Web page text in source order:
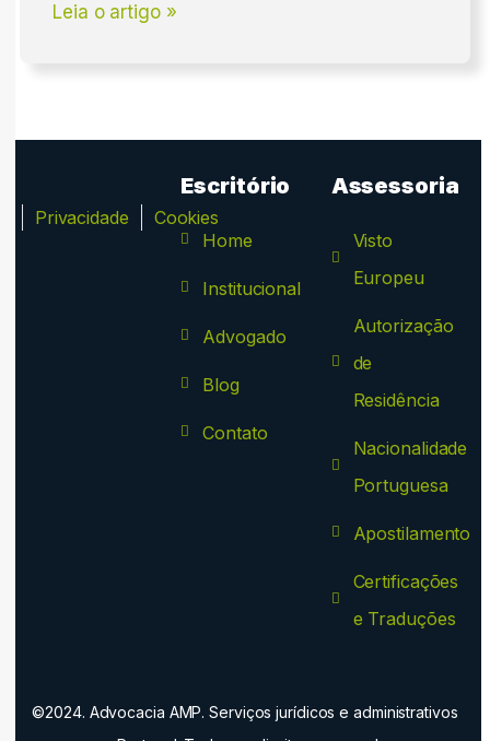
Leia o artigo »
Privacidade Cookies
Escritório
Home
Institucional
Advogado
Blog
Contato
Assessoria
Visto
Europeu
Autorização
de
Residência
Nacionalidade
Portuguesa
Apostilamento
Certificações
e Traduções
©2024. Advocacia AMP. Serviços jurídicos e administrativos